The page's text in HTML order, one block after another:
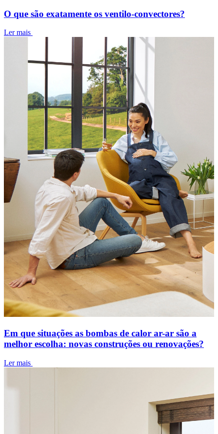
O que são exatamente os ventilo-convectores?
Ler mais
Em que situações as bombas de calor ar-ar são a
melhor escolha: novas construções ou renovações?
Ler mais